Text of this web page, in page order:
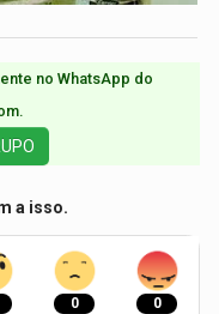
no WhatsApp do
a isso.
0 0